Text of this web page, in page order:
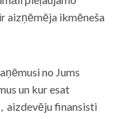
aizņēmēja ikmēneša
no Jums
un kur esat
aizdevēju finansisti